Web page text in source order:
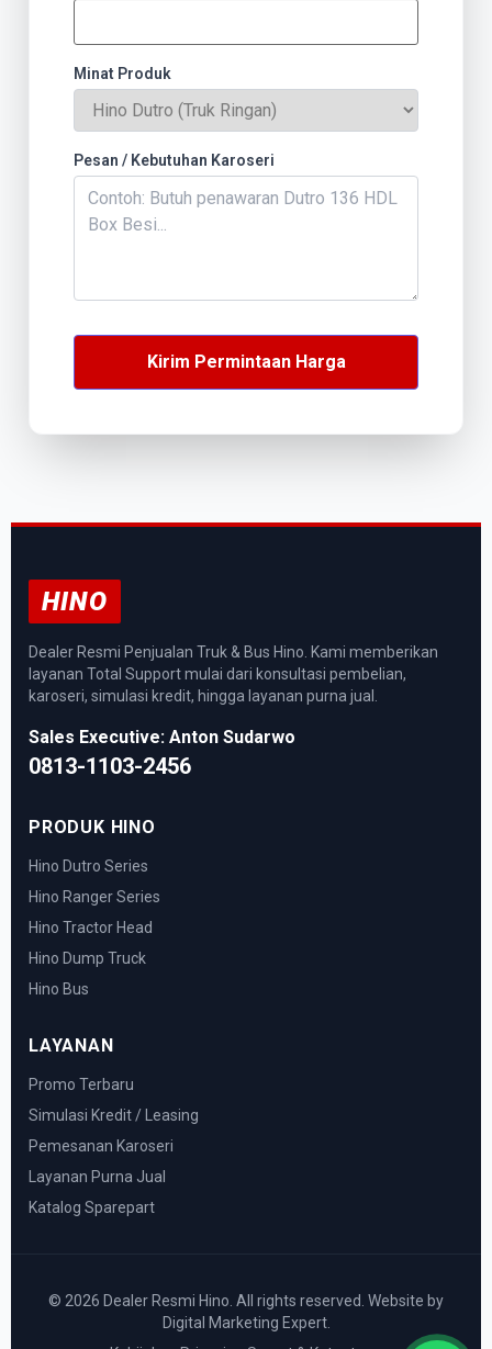
Minat Produk
Pesan / Kebutuhan Karoseri
Kirim Permintaan Harga
HINO
Dealer Resmi Penjualan Truk & Bus Hino. Kami memberikan
layanan Total Support mulai dari konsultasi pembelian,
karoseri, simulasi kredit, hingga layanan purna jual.
Sales Executive: Anton Sudarwo
0813-1103-2456
PRODUK HINO
Hino Dutro Series
Hino Ranger Series
Hino Tractor Head
Hino Dump Truck
Hino Bus
LAYANAN
Promo Terbaru
Simulasi Kredit / Leasing
Pemesanan Karoseri
Layanan Purna Jual
Katalog Sparepart
© 2026 Dealer Resmi Hino. All rights reserved. Website by
Digital Marketing Expert.